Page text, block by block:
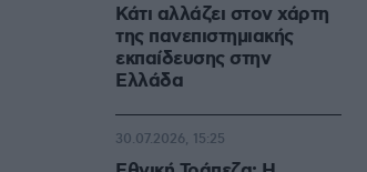
Κάτι αλλάζει στον χάρτη
της πανεπιστημιακής
εκπαίδευσης στην
Ελλάδα
30.07.2026, 15:25